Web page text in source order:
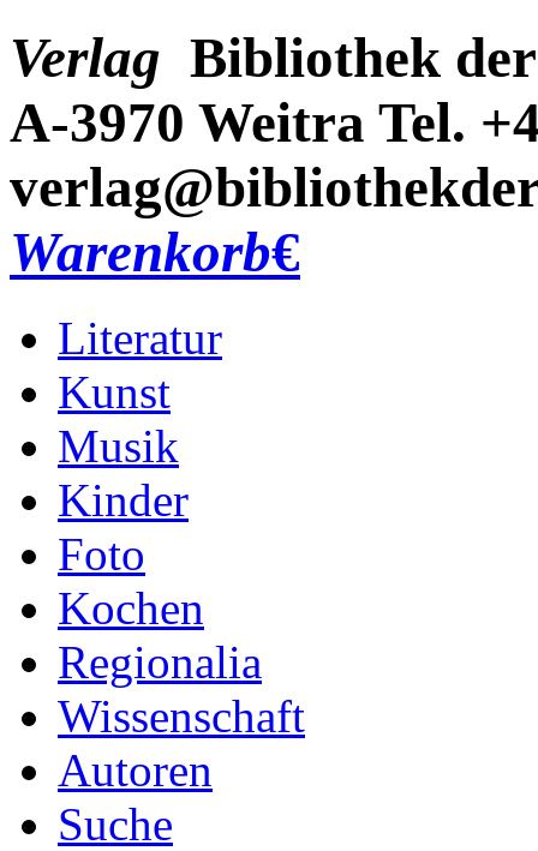
Verlag Bibliothek
A-3970 Weitra Tel.
Warenkorb€
Literatur
Kunst
Musik
Kinder
Foto
Kochen
Regionalia
Wissenschaft
Autoren
Suche